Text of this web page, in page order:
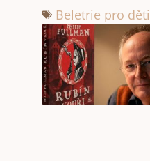
Beletrie pro děti